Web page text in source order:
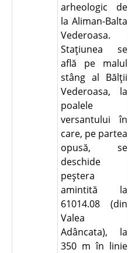
arheologic de
la Aliman-Balta
Vederoasa.
Staţiunea se
află pe malul
stâng al Bălţii
Vederoasa, la
poalele
versantului în
care, pe partea
opusă, se
deschide
peştera
amintită la
61014.08 (din
Valea
Adâncata), la
350 m în linie